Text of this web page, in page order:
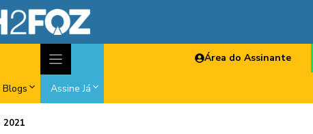
Blogs Assine Já
Área do Assinante
2021